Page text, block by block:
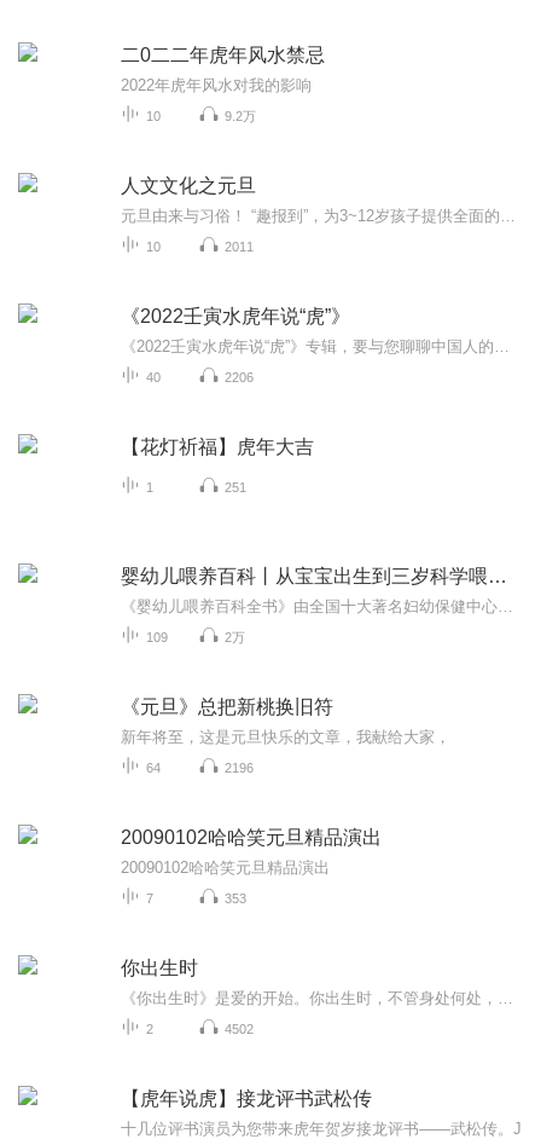
二0二二年虎年风水禁忌
2022年虎年风水对我的影响
10 9.2万
人文文化之元旦
10 2011
《2022壬寅水虎年说“虎”》
40 2206
【花灯祈福】虎年大吉
1 251
婴幼儿喂养百科丨从宝宝出生到三岁科学喂养方案
109 2万
《元旦》总把新桃换旧符
新年将至，这是元旦快乐的文章，我献给大家，
64 2196
20090102哈哈笑元旦精品演出
20090102哈哈笑元旦精品演出
7 353
你出生时
2 4502
【虎年说虎】接龙评书武松传
十几位评书演员为您带来虎年贺岁接龙评书——武松传。J